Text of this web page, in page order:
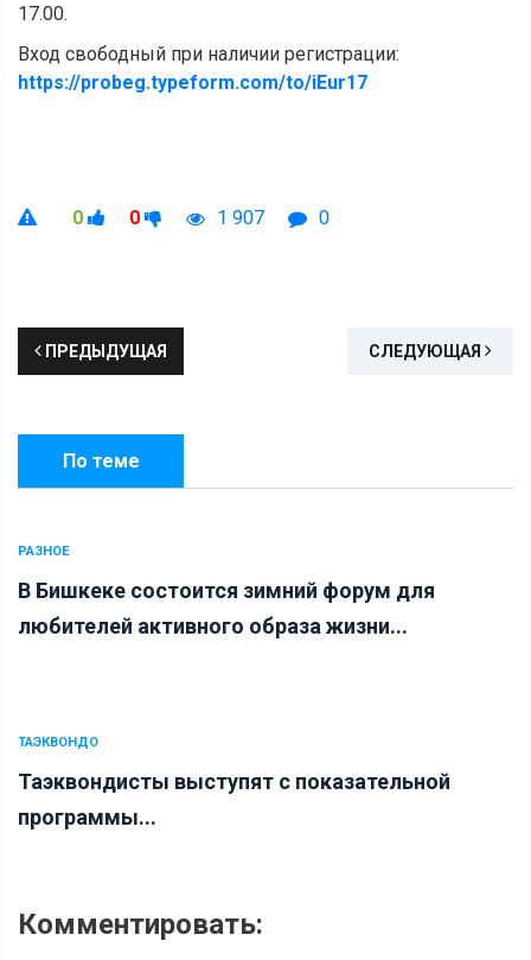
17.00.
Вход свободный при наличии регистрации:
https://probeg.typeform.com/to/iEur17
0 0 1 907 0
ПРЕДЫДУЩАЯ СЛЕДУЮЩАЯ
По теме
РАЗНОЕ
В Бишкеке состоится зимний форум для
любителей активного образа жизни...
ТАЭКВОНДО
Таэквондисты выступят с показательной
программы...
Комментировать: